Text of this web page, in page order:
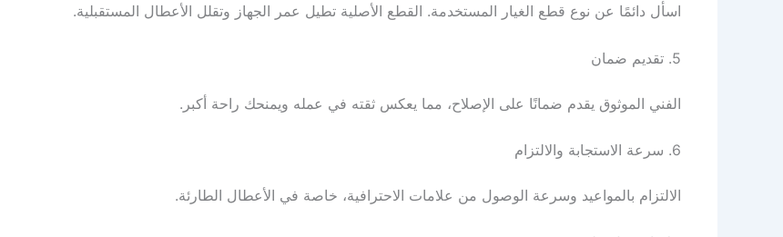
اسأل دائمًا عن نوع قطع الغيار المستخدمة. القطع الأصلية تطيل عمر الجهاز وتقلل الأعطال المستقبلية.
5. تقديم ضمان
الفني الموثوق يقدم ضمانًا على الإصلاح، مما يعكس ثقته في عمله ويمنحك راحة أكبر.
6. سرعة الاستجابة والالتزام
الالتزام بالمواعيد وسرعة الوصول من علامات الاحترافية، خاصة في الأعطال الطارئة.